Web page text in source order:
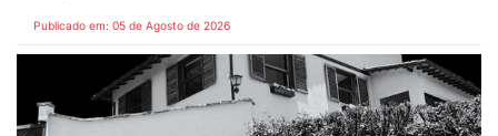
Publicado em: 05 de Agosto de 2026